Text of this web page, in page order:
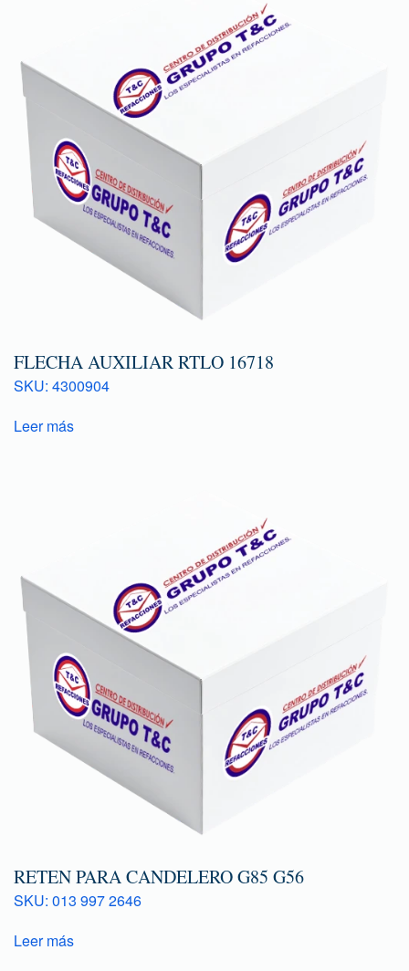
FLECHA AUXILIAR RTLO 16718
SKU: 4300904
Leer más
RETEN PARA CANDELERO G85 G56
SKU: 013 997 2646
Leer más